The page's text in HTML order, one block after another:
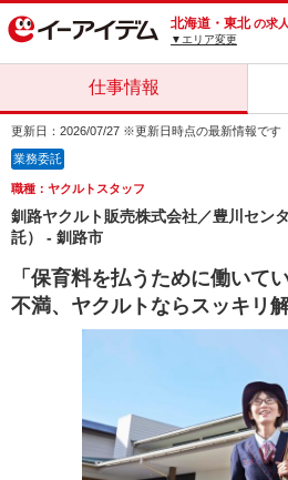
北海道・東北 の求人
▼エリア変更
仕事情報
更新日：2026/07/27 ※更新日時点の最新情報です
業務委託
職種：ヤクルトスタッフ
釧路ヤクルト販売株式会社／豊川セン
託） - 釧路市
「保育料を払うために働いて
不満、ヤクルトならスッキリ